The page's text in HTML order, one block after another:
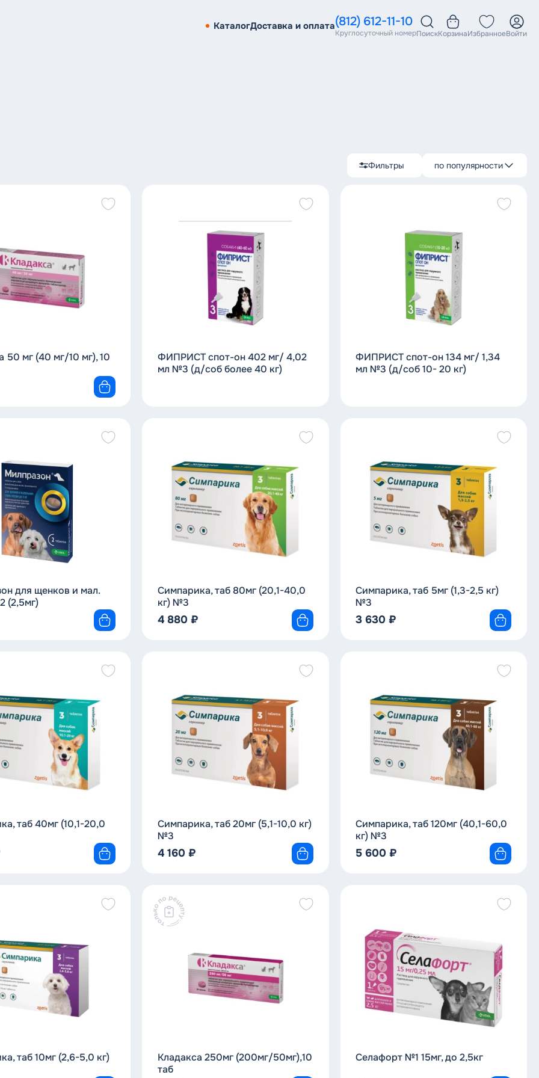
КаталогДоставка и оплата(812) 612-11-10
Круглосуточный номерПоискКорзинаИзбранноеВойти
Фильтры по популярности
по популярности
сначала дороже
по скидке
по новизне
50 мг (40 мг/10 мг), 10
ФИПРИСТ спот-он 402 мг/ 4,02
мл №3 (д/соб более 40 кг)
ФИПРИСТ спот-он 134 мг/ 1,34
мл №3 (д/соб 10- 20 кг)
для щенков и мал.
(2,5мг)
Симпарика, таб 80мг (20,1-40,0
кг) №3
4 880 ₽
Симпарика, таб 5мг (1,3-2,5 кг)
№3
3 630 ₽
таб 40мг (10,1-20,0
Симпарика, таб 20мг (5,1-10,0 кг)
№3
4 160 ₽
Симпарика, таб 120мг (40,1-60,0
кг) №3
5 600 ₽
таб 10мг (2,6-5,0 кг)
Кладакса 250мг (200мг/50мг),10
таб
Селафорт №1 15мг, до 2,5кг